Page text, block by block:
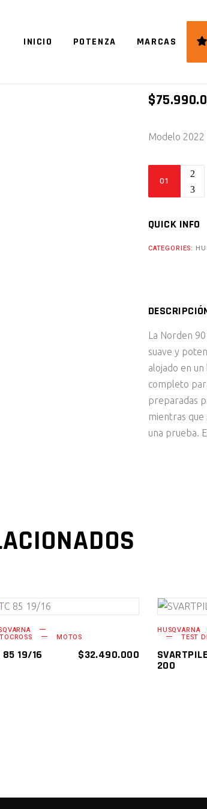
INICIO POTENZA MARCAS
$
Modelo 2022
QUICK INFO
CATEGORIES:
La Norden
suave y
alojado en
completo
preparadas
mientras que
una prueba.
CARRITO
MOTOS
85 19/16 $32.490.000
HUSQVARNA
TEST
200